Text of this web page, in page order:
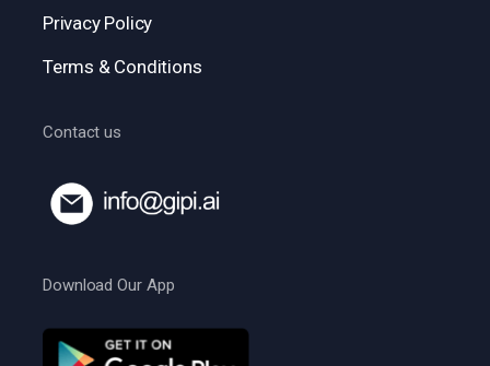
Privacy Policy
Terms & Conditions
Contact us
Download Our App